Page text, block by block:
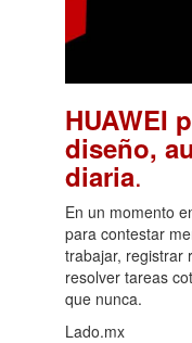
HUAWEI
diseño,
diaria.
En un momento
para contestar
trabajar, registrar
resolver tareas
que nunca.
Lado.mx